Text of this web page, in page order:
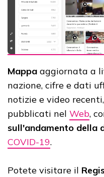
Mappa aggiornata a
nazione, cifre e dati
notizie e video
pubblicati nel Web,
sull'andamento della
COVID-19.
Potete visitare il